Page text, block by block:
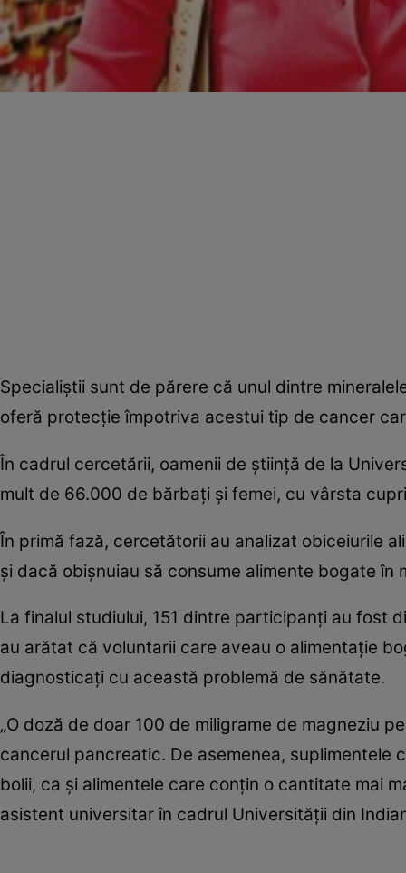
Specialiştii sunt de părere că unul dintre
oferă protecţie împotriva acestui tip de cancer
În cadrul cercetării, oamenii de ştiinţă de la
mult de 66.000 de bărbaţi şi femei, cu vârsta
În primă fază, cercetătorii au analizat obiceiurile
şi dacă obişnuiau să consume alimente bogate
La finalul studiului, 151 dintre participanţi au fost
au arătat că voluntarii care aveau o alimentaţie
diagnosticaţi cu această problemă de sănătate.
„O doză de doar 100 de miligrame de magneziu
cancerul pancreatic. De asemenea,
bolii, ca şi alimentele care conţin o cantitate mai
asistent universitar în cadrul Universităţii din